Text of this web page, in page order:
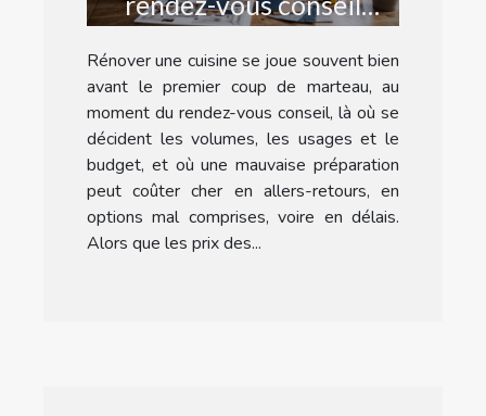
réussi pour refaire sa
cuisine
Rénover une cuisine se joue souvent bien
avant le premier coup de marteau, au
moment du rendez-vous conseil, là où se
décident les volumes, les usages et le
budget, et où une mauvaise préparation
peut coûter cher en allers-retours, en
options mal comprises, voire en délais.
Alors que les prix des...